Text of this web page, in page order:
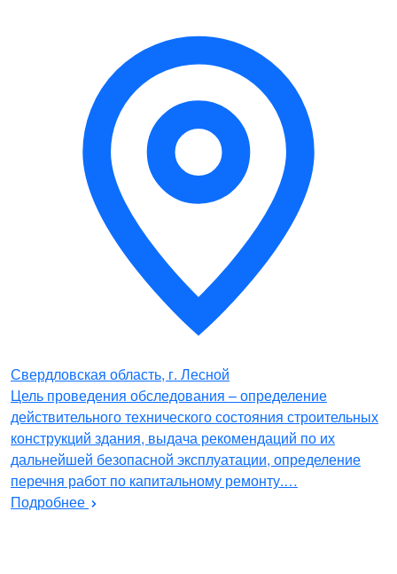
Свердловская область, г. Лесной
Цель проведения обследования – определение
действительного технического состояния строительных
конструкций здания, выдача рекомендаций по их
дальнейшей безопасной эксплуатации, определение
перечня работ по капитальному ремонту.…
Подробнее